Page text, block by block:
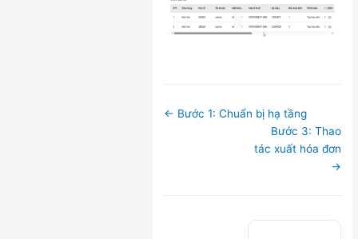
Doc
← Bước 1: Chuẩn bị hạ tầng
Bước 3: Thao
tác xuất hóa đơn
→